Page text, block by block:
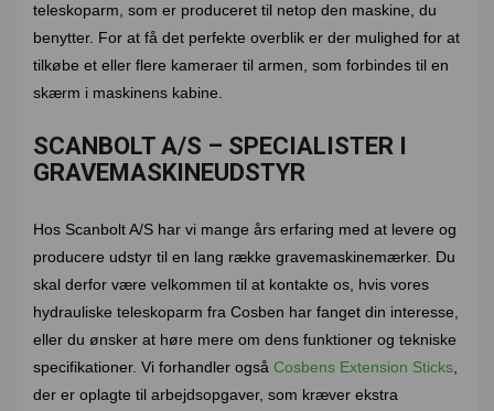
teleskoparm, som er produceret til netop den maskine, du
benytter. For at få det perfekte overblik er der mulighed for at
tilkøbe et eller flere kameraer til armen, som forbindes til en
skærm i maskinens kabine.
SCANBOLT A/S – SPECIALISTER I
GRAVEMASKINEUDSTYR
Hos Scanbolt A/S har vi mange års erfaring med at levere og
producere udstyr til en lang række gravemaskinemærker. Du
skal derfor være velkommen til at kontakte os, hvis vores
hydrauliske teleskoparm fra Cosben har fanget din interesse,
eller du ønsker at høre mere om dens funktioner og tekniske
specifikationer. Vi forhandler også Cosbens Extension Sticks
der er oplagte til arbejdsopgaver, som kræver ekstra